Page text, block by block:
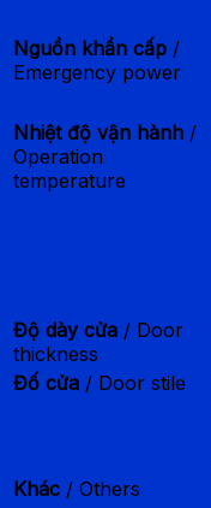
Nguồn khẩn cấp /
Emergency power
Nhiệt độ vận hành /
Operation
temperature
Độ dày cửa / Door
thickness
Đố cửa / Door stile
Khác / Others